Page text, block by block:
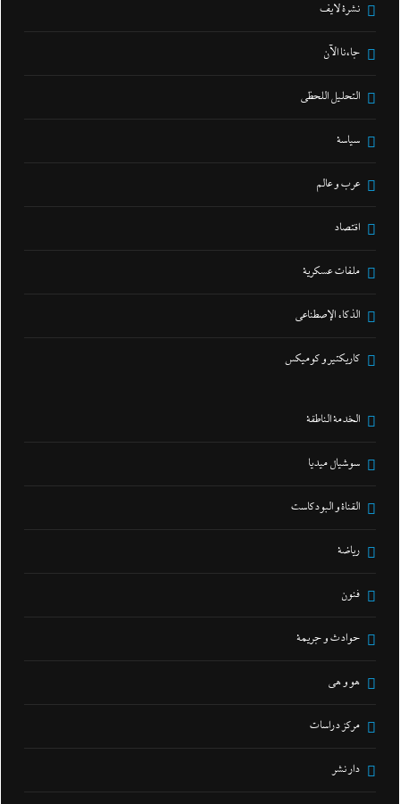
نشرة لايف
جاءنا الآن
التحليل اللحظي
سياسة
عرب و عالم
اقتصاد
ملفات عسكرية
الذكاء الإصطناعي
كاريكتير و كوميكس
الخدمة الناطقة
سوشيال ميديا
القناة و البودكاست
رياضة
فنون
حوادث و جريمة
هو و هي
مركز دراسات
دار نشر